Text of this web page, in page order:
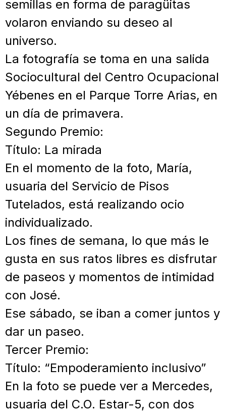
semillas en forma de paragüitas
volaron enviando su deseo al
universo.
La fotografía se toma en una salida
Sociocultural del Centro Ocupacional
Yébenes en el Parque Torre Arias, en
un día de primavera.
Segundo Premio:
Título: La mirada
En el momento de la foto, María,
usuaria del Servicio de Pisos
Tutelados, está realizando ocio
individualizado.
Los fines de semana, lo que más le
gusta en sus ratos libres es disfrutar
de paseos y momentos de intimidad
con José.
Ese sábado, se iban a comer juntos y
dar un paseo.
Tercer Premio:
Título: “Empoderamiento inclusivo”
En la foto se puede ver a Mercedes,
usuaria del C.O. Estar-5, con dos